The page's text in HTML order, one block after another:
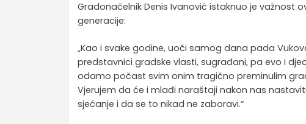
Gradonačelnik Denis Ivanović istaknuo je važnost
generacije:
„Kao i svake godine, uoči samog dana pada
predstavnici gradske vlasti, sugrađani, pa evo i
odamo počast svim onim tragično preminulim
Vjerujem da će i mlađi naraštaji nakon nas
sjećanje i da se to nikad ne zaboravi.“